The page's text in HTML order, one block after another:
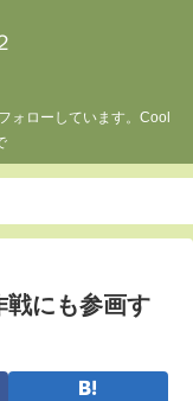
ォローしています。Cool
戦にも参画す